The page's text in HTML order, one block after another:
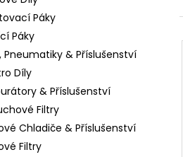
Páky
Páky
Pneumatiky & Příslušenství
Díly
& Příslušenství
Filtry
Chladiče & Příslušenství
Filtry
6202 2RS STOMP,